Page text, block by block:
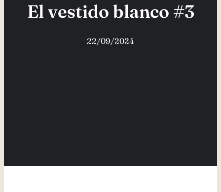
El vestido blanco #3
22/09/2024